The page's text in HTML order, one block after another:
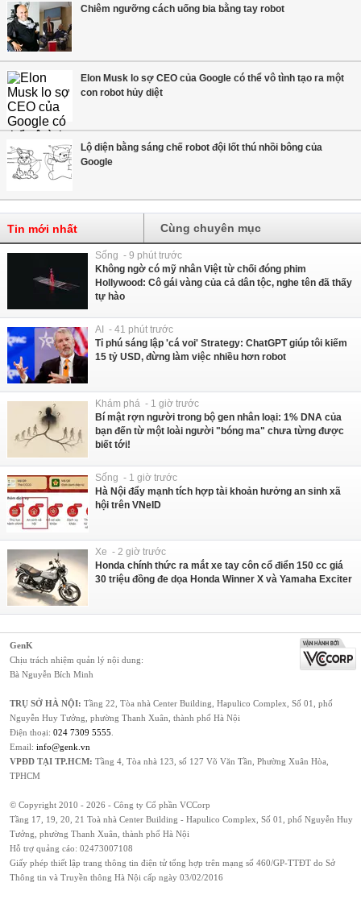
Chiêm ngưỡng cách uống bia bằng tay robot
Elon Musk lo sợ CEO của Google có thể vô tình tạo ra một
con robot hủy diệt
Lộ diện bằng sáng chế robot đội lốt thú nhồi bông của
Google
Tin mới nhất Cùng chuyên mục
Sống - 9 phút trước
Không ngờ có mỹ nhân Việt từ chối đóng phim
Hollywood: Cô gái vàng của cả dân tộc, nghe tên đã thấy
tự hào
AI - 41 phút trước
Tỉ phú sáng lập 'cá voi' Strategy: ChatGPT giúp tôi kiếm
15 tỷ USD, đừng làm việc nhiều hơn robot
Khám phá - 1 giờ trước
Bí mật rợn người trong bộ gen nhân loại: 1% DNA của
bạn đến từ một loài người "bóng ma" chưa từng được
biết tới!
Sống - 1 giờ trước
Hà Nội đẩy mạnh tích hợp tài khoản hưởng an sinh xã
hội trên VNeID
Xe - 2 giờ trước
Honda chính thức ra mắt xe tay côn cổ điển 150 cc giá
30 triệu đồng đe dọa Honda Winner X và Yamaha Exciter
GenK
Chịu trách nhiệm quản lý nội dung:
Bà Nguyễn Bích Minh
TRỤ SỞ HÀ NỘI: Tầng 22, Tòa nhà Center Building, Hapulico Complex, Số 01, phố
Nguyễn Huy Tưởng, phường Thanh Xuân, thành phố Hà Nội
Điện thoại: 024 7309 5555
Email: info@genk.vn
VPĐD TẠI TP.HCM: Tầng 4, Tòa nhà 123, số 127 Võ Văn Tần, Phường Xuân Hòa,
TPHCM
© Copyright 2010 - 2026 - Công ty Cổ phần VCCorp
Tầng 17, 19, 20, 21 Toà nhà Center Building - Hapulico Complex, Số 01, phố Nguyễn Huy
Tưởng, phường Thanh Xuân, thành phố Hà Nội
Hỗ trợ quảng cáo: 02473007108
Giấy phép thiết lập trang thông tin điện tử tổng hợp trên mạng số 460/GP-TTĐT do Sở
Thông tin và Truyền thông Hà Nội cấp ngày 03/02/2016